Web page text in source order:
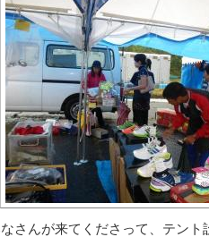
さんが来てくださって、テント